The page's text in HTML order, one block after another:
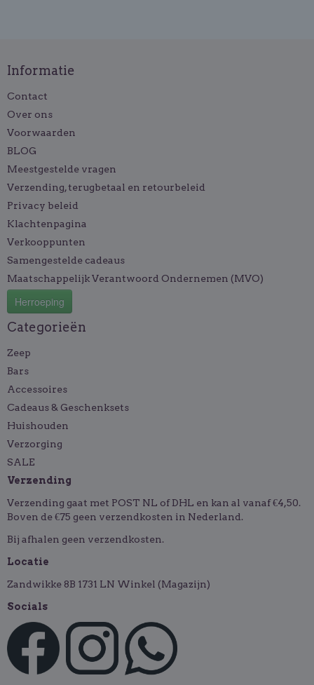
Informatie
Contact
Over ons
Voorwaarden
BLOG
Meestgestelde vragen
Verzending, terugbetaal en retourbeleid
Privacy beleid
Klachtenpagina
Verkooppunten
Samengestelde cadeaus
Maatschappelijk Verantwoord Ondernemen (MVO)
Herroeping
Categorieën
Zeep
Bars
Accessoires
Cadeaus & Geschenksets
Huishouden
Verzorging
SALE
Verzending
Verzending gaat met POST NL of DHL en kan al vanaf €4,50.
Boven de €75 geen verzendkosten in Nederland.
Bij afhalen geen verzendkosten.
Locatie
Zandwikke 8B 1731 LN Winkel (Magazijn)
Socials